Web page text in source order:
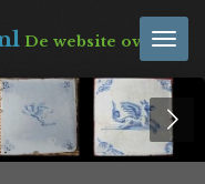
De website over